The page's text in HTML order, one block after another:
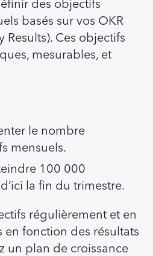
des objectifs
basés sur vos OKR
Results). Ces objectifs
mesurables, et
le nombre
mensuels.
100 000
la fin du trimestre.
régulièrement et en
en fonction des résultats
un plan de croissance